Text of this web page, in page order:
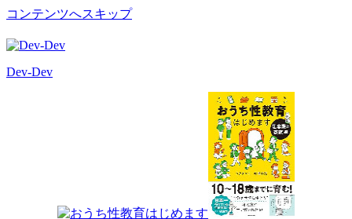
コンテンツへスキップ
Dev-Dev